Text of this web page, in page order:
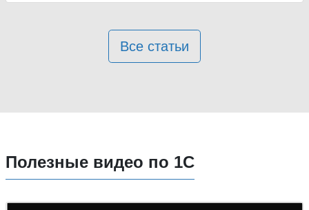
Все статьи
Полезные видео по 1С